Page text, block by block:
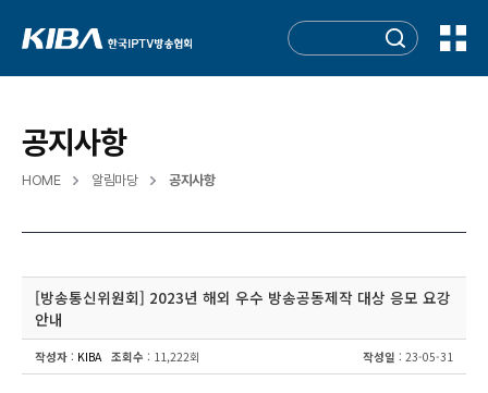
공지사항
HOME 알림마당 공지사항
[방송통신위원회] 2023년 해외 우수 방송공동제작 대상 응모 요강
안내
작성자 : KIBA 조회수 : 11,222회 작성일 : 23-05-31